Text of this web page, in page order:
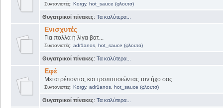
Συντονιστές: Korgy, hot_sauce (φλουτσ)
Θυγατρικοί πίνακες: Τα καλύτερα...
Ενισχυτές
Για πολλά ή λίγα βατ...
Συντονιστές: adr1anos, hot_sauce (φλουτσ)
Θυγατρικοί πίνακες: Τα καλύτερα...
Εφέ
Μετατρέποντας και τροποποιώντας τον ήχο σας
Συντονιστές: Korgy, adr1anos, hot_sauce (φλουτσ)
Θυγατρικοί πίνακες: Τα καλύτερα...